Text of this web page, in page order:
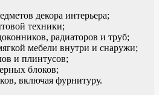
декора интерьера;
техники;
радиаторов и труб;
мебели внутри и снаружи;
и плинтусов;
блоков;
включая фурнитуру.